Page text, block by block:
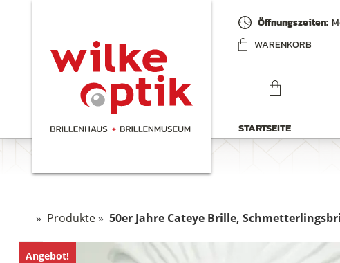
Öffnungszeiten:
WARENKORB
STARTSEITE
» Produkte» 50er Jahre Cateye Brille,
Angebot!